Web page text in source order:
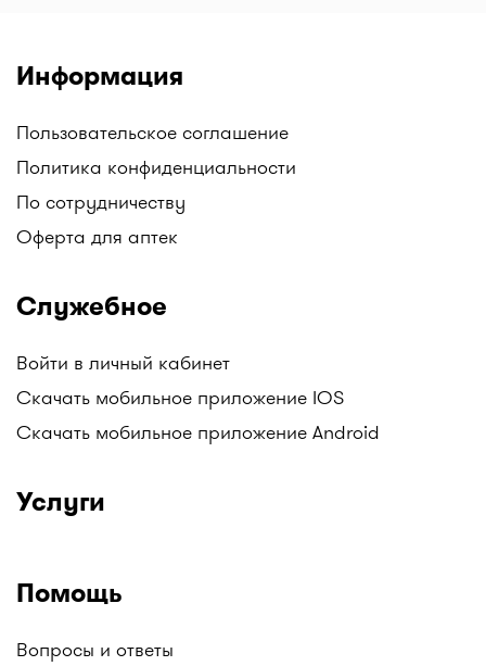
Информация
Пользовательское соглашение
Политика конфиденциальности
По сотрудничеству
Оферта для аптек
Служебное
Войти в личный кабинет
Скачать мобильное приложение IOS
Скачать мобильное приложение Android
Услуги
Помощь
Вопросы и ответы